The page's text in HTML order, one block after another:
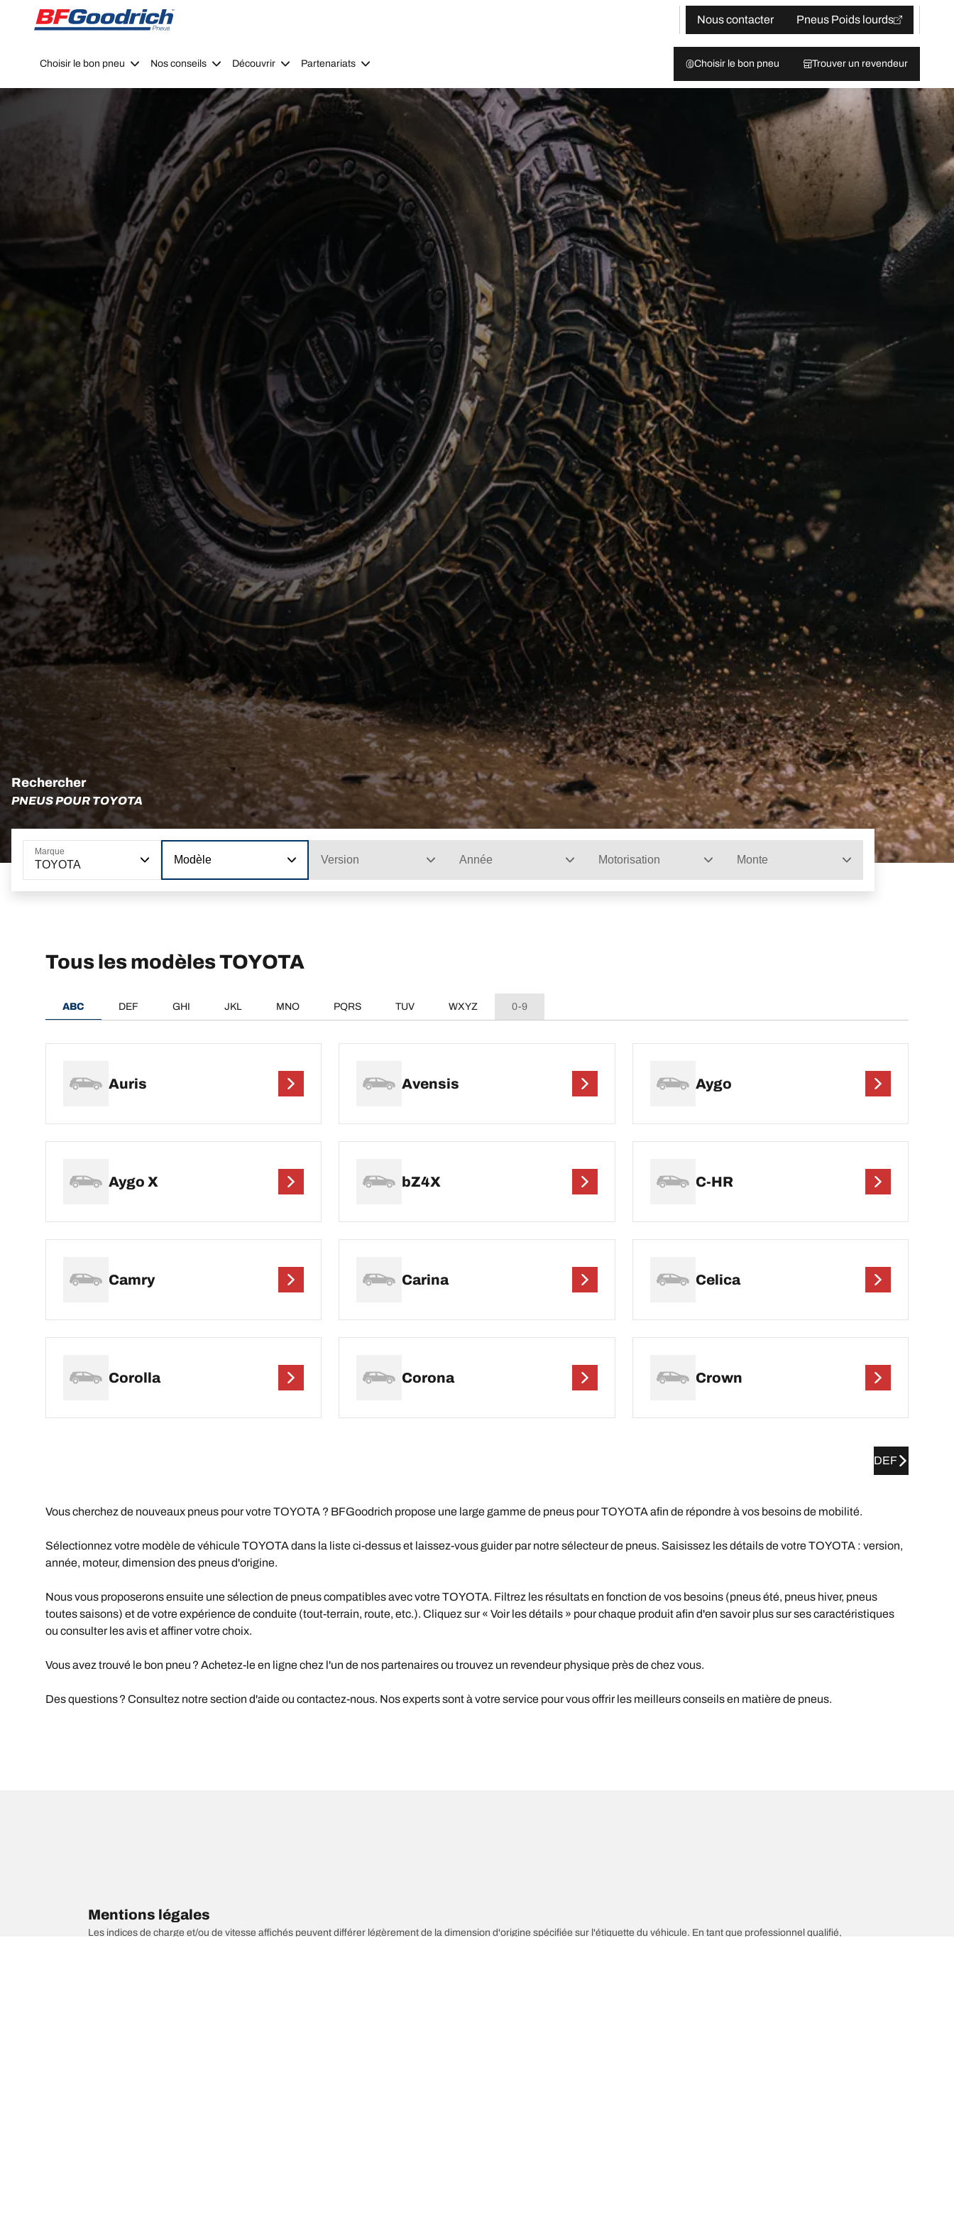
Go to page content
Go to page navigation
Nous contacter
Pneus Poids lourds
Choisir le bon pneu Nos conseils Découvrir Partenariats Choisir le bon pneu Trouver un revendeur
Rechercher
PNEUS POUR TOYOTA
Marque
TOYOTA Modèle Version Année Motorisation Monte
Tous les modèles TOYOTA
ABC DEF GHI JKL MNO PQRS TUV WXYZ 0-9
Auris Avensis Aygo
Aygo X bZ4X C-HR
Camry Carina Celica
Corolla Corona Crown
DEF
Vous cherchez de nouveaux pneus pour votre TOYOTA ? BFGoodrich propose une large gamme de pneus pour TOYOTA afin de répondre à vos besoins de mobilité.
Sélectionnez votre modèle de véhicule TOYOTA dans la liste ci-dessus et laissez-vous guider par notre sélecteur de pneus. Saisissez les détails de votre TOYOTA : version,
année, moteur, dimension des pneus d'origine.
Nous vous proposerons ensuite une sélection de pneus compatibles avec votre TOYOTA. Filtrez les résultats en fonction de vos besoins (pneus été, pneus hiver, pneus
toutes saisons) et de votre expérience de conduite (tout-terrain, route, etc.). Cliquez sur « Voir les détails » pour chaque produit afin d'en savoir plus sur ses caractéristiques
ou consulter les avis et affiner votre choix.
Vous avez trouvé le bon pneu ? Achetez-le en ligne chez l'un de nos partenaires ou trouvez un revendeur physique près de chez vous.
Des questions ? Consultez notre section d'aide ou contactez-nous. Nos experts sont à votre service pour vous offrir les meilleurs conseils en matière de pneus.
Mentions légales
Les indices de charge et/ou de vitesse affichés peuvent différer légèrement de la dimension d'origine spécifiée sur l'étiquette du véhicule. En tant que professionnel qualifié,